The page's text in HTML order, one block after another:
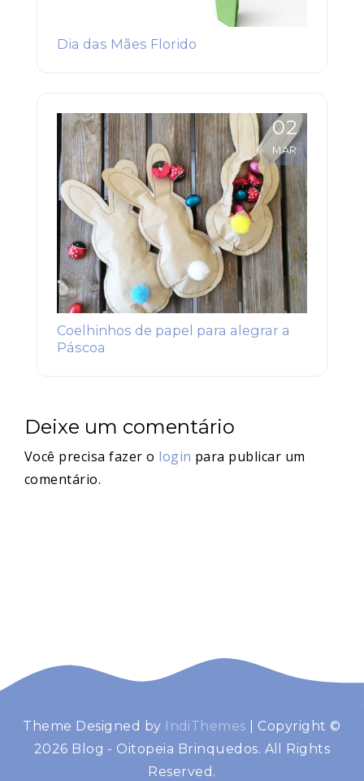
Dia das Mães Florido
02
MAR
Coelhinhos de papel para alegrar a
Páscoa
Deixe um comentário
Você precisa fazer o login para publicar um
comentário.
Theme Designed by IndiThemes
Copyright ©
2026 Blog - Oitopeia Brinquedos. All Rights
Reserved.